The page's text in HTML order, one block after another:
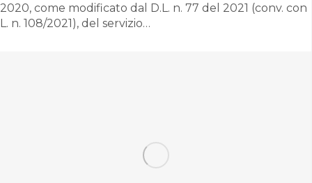
2020, come modificato dal D.L. n. 77 del 2021 (conv. con
L. n. 108/2021), del servizio…